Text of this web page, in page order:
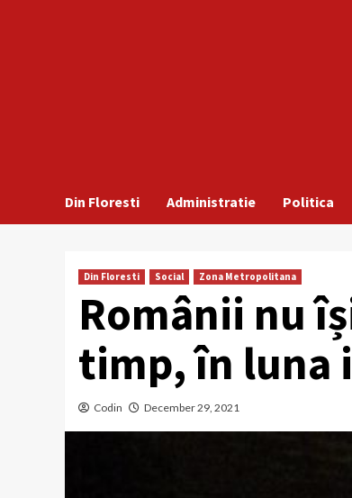
Din Floresti Administratie Politica
Din Floresti Social Zona Metropolitana
Românii nu
timp, în luna
Codin December 29, 2021